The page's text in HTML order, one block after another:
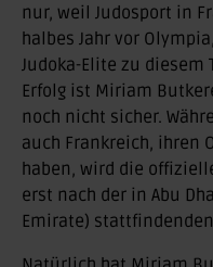
nur, weil Judosport in
halbes Jahr vor
Judoka-Elite zu diesem
Erfolg ist Miriam
noch nicht sicher.
auch Frankreich, ihren
haben, wird die
erst nach der in Abu
Emirate)